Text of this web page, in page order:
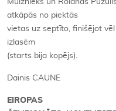
Muižnieks un Rolands
atkāpās no piektās
vietas uz septīto, finišējot
izlasēm
(starts bija kopējs).
Dainis CAUNE
EIROPAS